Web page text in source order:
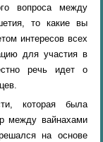
вопроса между
то какие вы
интересов всех
для участия в
речь идет о
которая была
между вайнахами
на основе